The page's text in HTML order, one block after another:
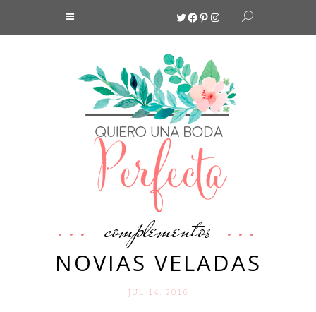
Twitter
Facebook
Pinterest
Instagram
complementos
NOVIAS VELADAS
JUL 14. 2016